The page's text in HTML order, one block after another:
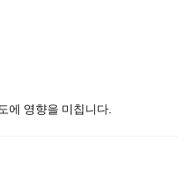
에 영향을 미칩니다.